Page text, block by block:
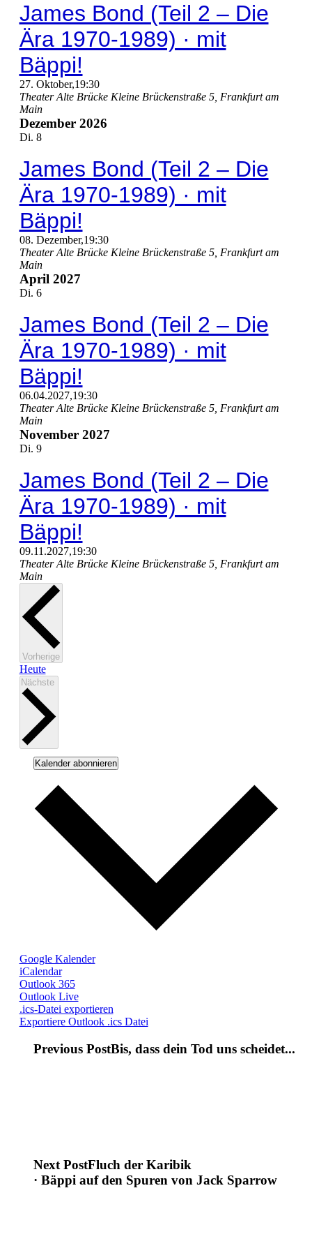
James Bond (Teil 2 – Die
Ära 1970-1989) · mit
Bäppi!
27. Oktober,19:30
Theater Alte Brücke Kleine Brückenstraße 5, Frankfurt am
Main
Dezember 2026
Di. 8
James Bond (Teil 2 – Die
Ära 1970-1989) · mit
Bäppi!
08. Dezember,19:30
Theater Alte Brücke Kleine Brückenstraße 5, Frankfurt am
Main
April 2027
Di. 6
James Bond (Teil 2 – Die
Ära 1970-1989) · mit
Bäppi!
06.04.2027,19:30
Theater Alte Brücke Kleine Brückenstraße 5, Frankfurt am
Main
November 2027
Di. 9
James Bond (Teil 2 – Die
Ära 1970-1989) · mit
Bäppi!
09.11.2027,19:30
Theater Alte Brücke Kleine Brückenstraße 5, Frankfurt am
Main
VorherigeVeranstaltungen
Heute
Nächste
Kalender abonnieren
Google Kalender
iCalendar
Outlook 365
Outlook Live
.ics-Datei exportieren
Exportiere Outlook .ics Datei
Previous PostBis, dass dein Tod uns scheidet...
Next PostFluch der Karibik
· Bäppi auf den Spuren von Jack Sparrow